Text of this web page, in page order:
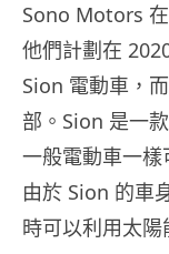
Sono Motors
他們計劃在
Sion 電動車，
部。Sion 是一
一般電動車一樣
由於 Sion 的車
時可以利用太陽